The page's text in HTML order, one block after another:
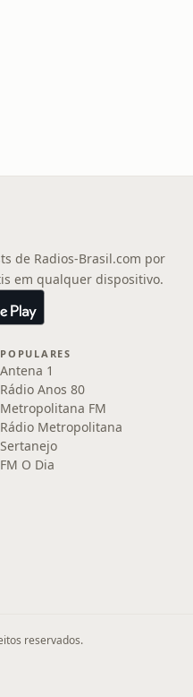
de Radios-Brasil.com por
em qualquer dispositivo.
POPULARES
Antena 1
Rádio Anos 80
Metropolitana FM
Rádio Metropolitana
Sertanejo
FM O Dia
reservados.